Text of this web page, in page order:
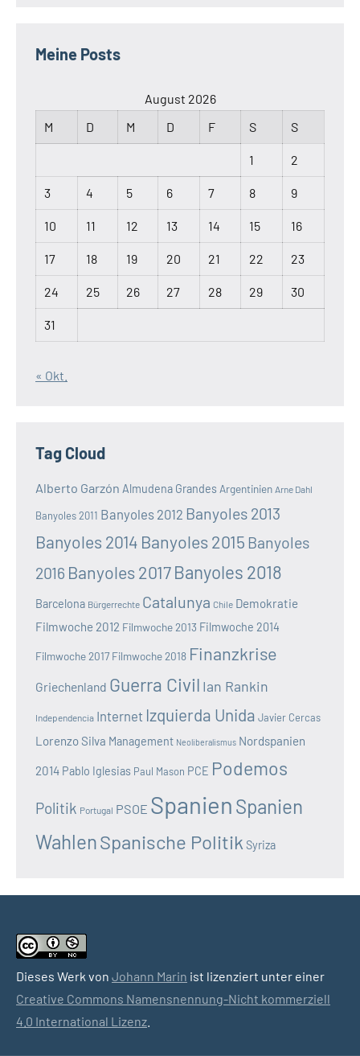
Meine Posts
August 2026
M
D M D F S S
1 2
3 4 5 6 7 8 9
10 11 12 13 14 15 16
17 18 19 20 21 22 23
24 25 26 27 28 29 30
31
« Okt.
Tag Cloud
Alberto Garzón Almudena Grandes Argentinien Arne Dahl
Banyoles 2011 Banyoles 2012 Banyoles 2013
Banyoles 2014 Banyoles 2015 Banyoles
2016 Banyoles 2017 Banyoles 2018
Barcelona Bürgerrechte Catalunya Chile Demokratie
Filmwoche 2012 Filmwoche 2013 Filmwoche 2014
Filmwoche 2017 Filmwoche 2018 Finanzkrise
Griechenland Guerra Civil Ian Rankin
Independencia Internet Izquierda Unida Javier Cercas
Lorenzo Silva Management Neoliberalismus Nordspanien
2014 Pablo Iglesias Paul Mason PCE Podemos
Politik Portugal PSOE Spanien Spanien
WahlenSpanische Politik Syriza
Dieses Werk von Johann Marin ist lizenziert unter einer
Creative Commons Namensnennung-Nicht kommerziell
4.0 International Lizenz